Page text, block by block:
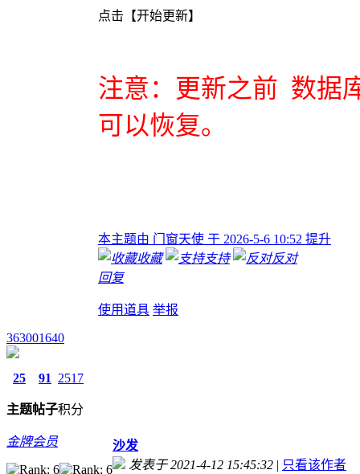
点击【开始更新】
注意：更新之前 数据
可以恢复。
本主题由 门窗天使 于 2026-5-6 10:52 提升
收藏
支持
反对
回复
使用道具 举报
363001640
25
主题
91
帖子
2517
积分
金牌会员
沙发
发表于 2021-4-12 15:45:32 | 只看该作者